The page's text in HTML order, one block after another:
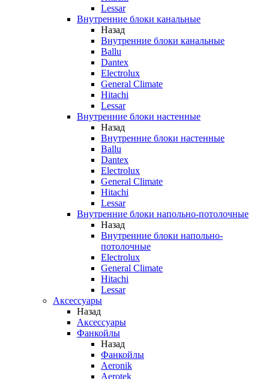
Lessar
Внутренние блоки канальные
Назад
Внутренние блоки канальные
Ballu
Dantex
Electrolux
General Climate
Hitachi
Lessar
Внутренние блоки настенные
Назад
Внутренние блоки настенные
Ballu
Dantex
Electrolux
General Climate
Hitachi
Lessar
Внутренние блоки напольно-потолочные
Назад
Внутренние блоки напольно-
потолочные
Electrolux
General Climate
Hitachi
Lessar
Аксессуары
Назад
Аксессуары
Фанкойлы
Назад
Фанкойлы
Aeronik
Aerotek